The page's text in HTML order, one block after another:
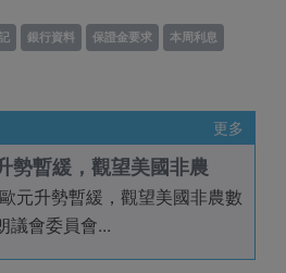
銀行資料 保證金要求 本周利息
更多
勢暫緩，觀望美國非農
元升勢暫緩，觀望美國非農數
議會委員會...